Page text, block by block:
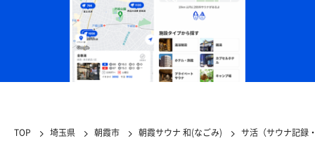
TOP 埼玉県 朝霞市 朝霞サウナ 和(なごみ) サ活（サウナ記録